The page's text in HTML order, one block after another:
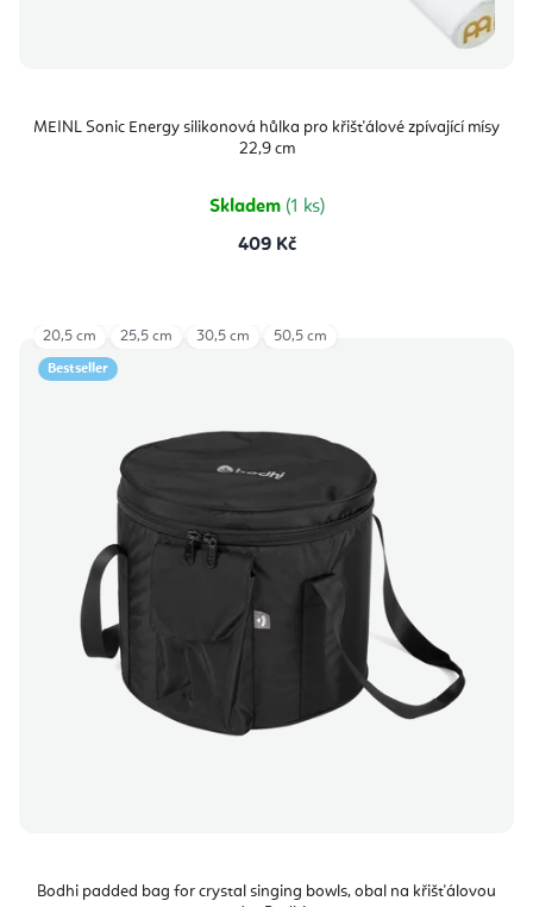
MEINL Sonic Energy silikonová hůlka pro křišťálové zpívající mísy
22,9 cm
Skladem (1 ks)
409 Kč
Bestseller
Bodhi padded bag for crystal singing bowls, obal na křišťálovou
20,5 cm 25,5 cm 30,5 cm 50,5 cm